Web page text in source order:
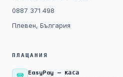
0887 371 498
Плевен, България
ПЛАЩАНИЯ
EasyPay — каса